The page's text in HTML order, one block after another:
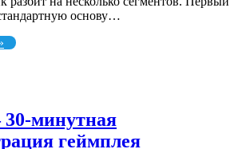
основу…
минутная
геймплея